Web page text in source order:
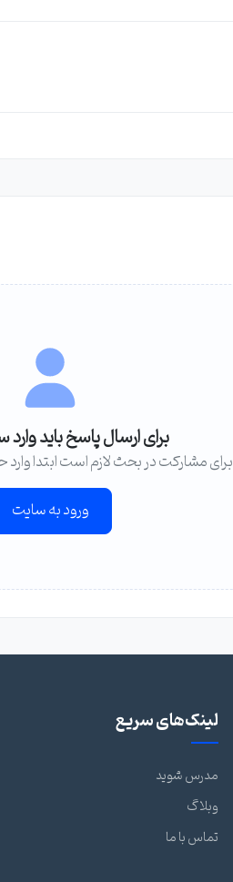
برای ارسال پاسخ باید
برای مشارکت در بحث لازم است ابتدا
ورود به سایت
لینک‌های سریع
مدرس شوید
وبلاگ
تماس با ما